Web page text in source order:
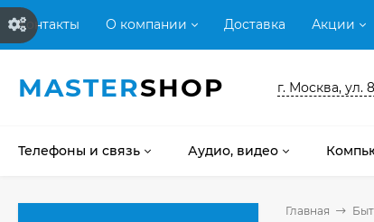
Контакты О компании Доставка Акции
MASTERSHOP г. Москва, ул.
Телефоны и связь Аудио, видео
Главная